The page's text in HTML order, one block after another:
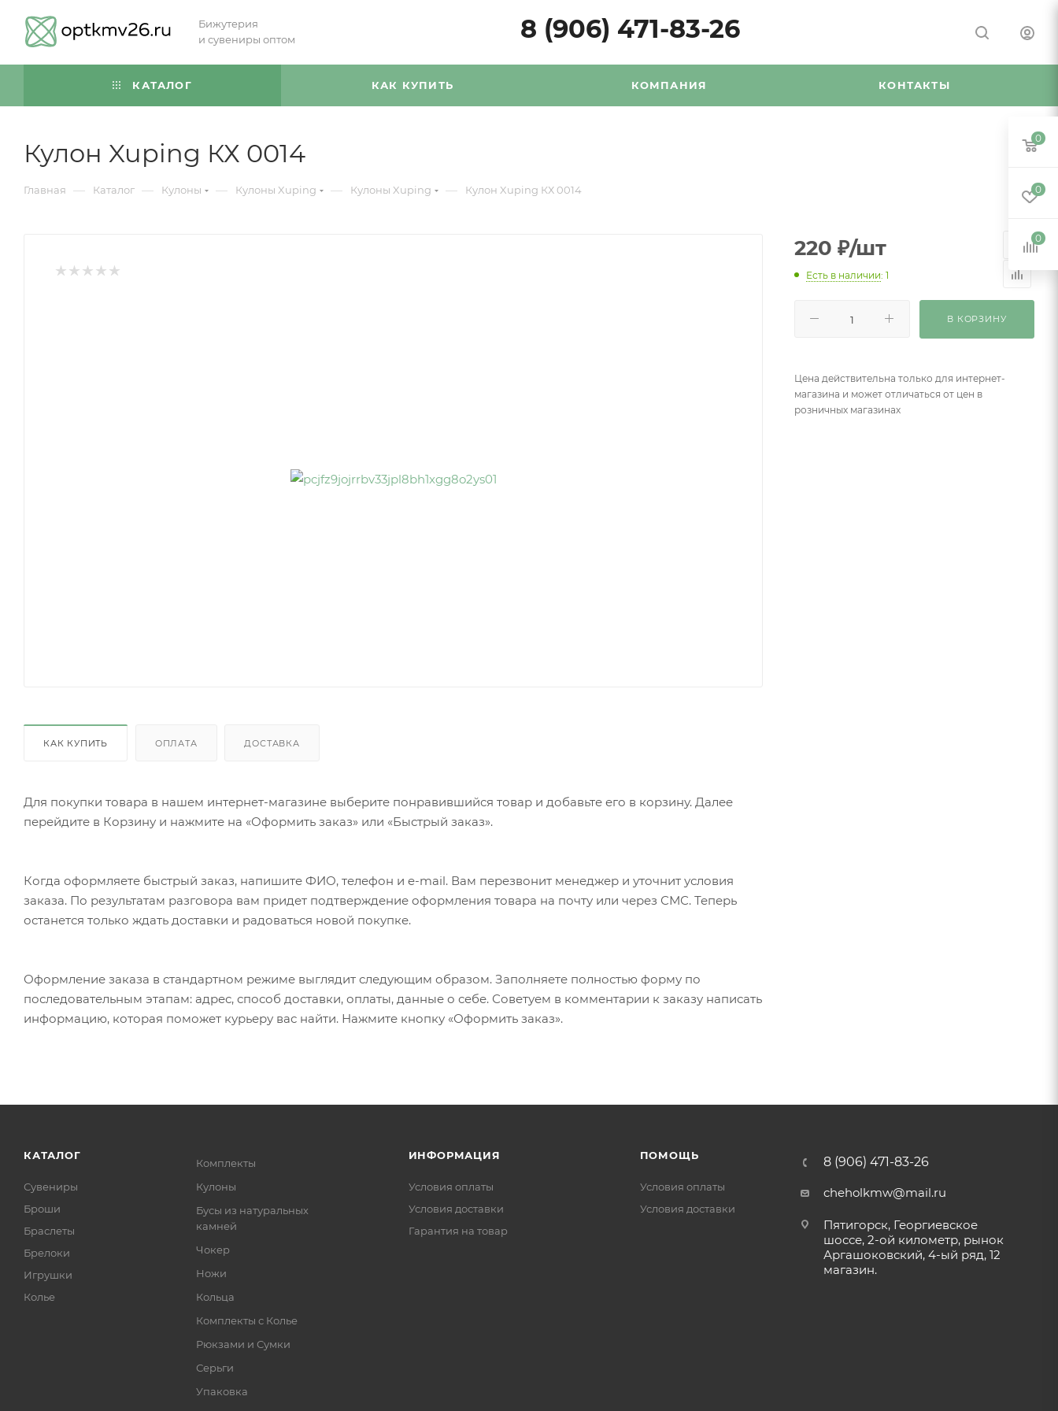
Бижутерия
и сувениры оптом
8 (906) 471-83-26
КАТАЛОГ КАК КУПИТЬ КОМПАНИЯ КОНТАКТЫ
Кулон Xuping КХ 0014
Главная — Каталог — Кулоны — Кулоны Xuping — Кулоны Xuping — Кулон Xuping КХ 0014
КАК КУПИТЬ ОПЛАТА ДОСТАВКА
Для покупки товара в нашем интернет-магазине выберите понравившийся товар и добавьте его в корзину. Далее
перейдите в Корзину и нажмите на «Оформить заказ» или «Быстрый заказ».
Когда оформляете быстрый заказ, напишите ФИО, телефон и e-mail. Вам перезвонит менеджер и уточнит условия
заказа. По результатам разговора вам придет подтверждение оформления товара на почту или через СМС. Теперь
останется только ждать доставки и радоваться новой покупке.
Оформление заказа в стандартном режиме выглядит следующим образом. Заполняете полностью форму по
последовательным этапам: адрес, способ доставки, оплаты, данные о себе. Советуем в комментарии к заказу написать
информацию, которая поможет курьеру вас найти. Нажмите кнопку «Оформить заказ».
220 ₽/шт
Есть в наличии: 1
В КОРЗИНУ
Цена действительна только для интернет-
магазина и может отличаться от цен в
розничных магазинах
КАТАЛОГ
Сувениры
Броши
Браслеты
Брелоки
Игрушки
Колье
Комплекты
Кулоны
Бусы из натуральных
камней
Чокер
Ножи
Кольца
Комплекты с Колье
Рюкзами и Сумки
Серьги
Упаковка
ИНФОРМАЦИЯ
Условия оплаты
Условия доставки
Гарантия на товар
ПОМОЩЬ
Условия оплаты
Условия доставки
8 (906) 471-83-26
cheholkmw@mail.ru
Пятигорск, Георгиевское
шоссе, 2-ой километр, рынок
Аргашоковский, 4-ый ряд, 12
магазин.
0
0
0